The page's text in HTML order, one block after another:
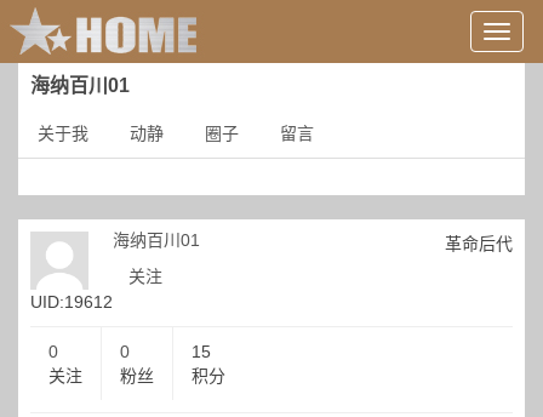
用
户
录
海纳百川01
关于我 动静 圈子 留言
UID:19612
海纳百川01
关注
革命后代
0
关注
0
粉丝
15
积分